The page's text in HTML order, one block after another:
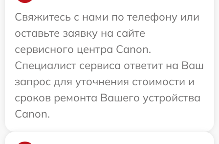
Свяжитесь с нами по телефону или
оставьте заявку на сайте
сервисного центра Canon.
Специалист сервиса ответит на Ваш
запрос для уточнения стоимости и
сроков ремонта Вашего устройства
Canon.